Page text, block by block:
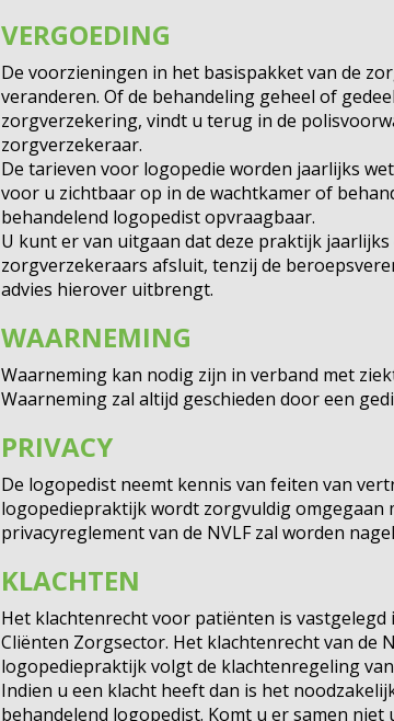
VERGOEDING
De voorzieningen in het basispakket van de
veranderen. Of de behandeling geheel of
zorgverzekering, vindt u terug in de
zorgverzekeraar.
De tarieven voor logopedie worden jaarlijks
voor u zichtbaar op in de wachtkamer of
behandelend logopedist opvraagbaar.
U kunt er van uitgaan dat deze praktijk
zorgverzekeraars afsluit, tenzij de
advies hierover uitbrengt.
WAARNEMING
Waarneming kan nodig zijn in verband met
Waarneming zal altijd geschieden door een
PRIVACY
De logopedist neemt kennis van feiten van
logopediepraktijk wordt zorgvuldig omgegaan
privacyreglement van de NVLF zal worden
KLACHTEN
Het klachtenrecht voor patiënten is vastgelegd
Cliënten Zorgsector. Het klachtenrecht van de
logopediepraktijk volgt de klachtenregeling van
Indien u een klacht heeft dan is het
behandelend logopedist. Komt u er samen